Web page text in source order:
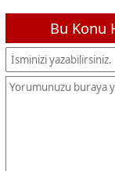
Bu Konu